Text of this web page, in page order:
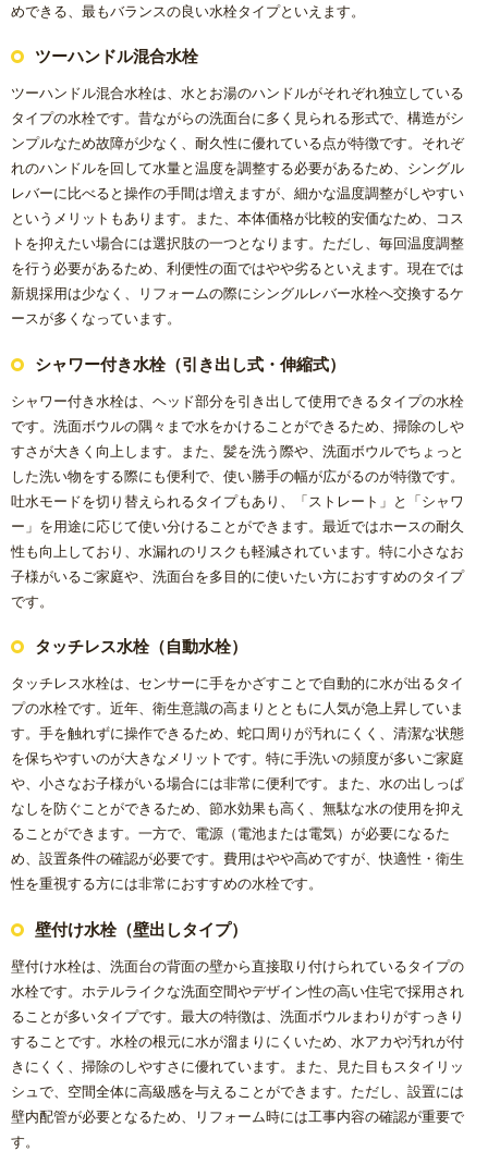
めできる、最もバランスの良い水栓タイプといえます。
ツーハンドル混合水栓
ツーハンドル混合水栓は、水とお湯のハンドルがそれぞれ独立している
タイプの水栓です。昔ながらの洗面台に多く見られる形式で、構造がシ
ンプルなため故障が少なく、耐久性に優れている点が特徴です。それぞ
れのハンドルを回して水量と温度を調整する必要があるため、シングル
レバーに比べると操作の手間は増えますが、細かな温度調整がしやすい
というメリットもあります。また、本体価格が比較的安価なため、コス
トを抑えたい場合には選択肢の一つとなります。ただし、毎回温度調整
を行う必要があるため、利便性の面ではやや劣るといえます。現在では
新規採用は少なく、リフォームの際にシングルレバー水栓へ交換するケ
ースが多くなっています。
シャワー付き水栓（引き出し式・伸縮式）
シャワー付き水栓は、ヘッド部分を引き出して使用できるタイプの水栓
です。洗面ボウルの隅々まで水をかけることができるため、掃除のしや
すさが大きく向上します。また、髪を洗う際や、洗面ボウルでちょっと
した洗い物をする際にも便利で、使い勝手の幅が広がるのが特徴です。
吐水モードを切り替えられるタイプもあり、「ストレート」と「シャワ
ー」を用途に応じて使い分けることができます。最近ではホースの耐久
性も向上しており、水漏れのリスクも軽減されています。特に小さなお
子様がいるご家庭や、洗面台を多目的に使いたい方におすすめのタイプ
です。
タッチレス水栓（自動水栓）
タッチレス水栓は、センサーに手をかざすことで自動的に水が出るタイ
プの水栓です。近年、衛生意識の高まりとともに人気が急上昇していま
す。手を触れずに操作できるため、蛇口周りが汚れにくく、清潔な状態
を保ちやすいのが大きなメリットです。特に手洗いの頻度が多いご家庭
や、小さなお子様がいる場合には非常に便利です。また、水の出しっぱ
なしを防ぐことができるため、節水効果も高く、無駄な水の使用を抑え
ることができます。一方で、電源（電池または電気）が必要になるた
め、設置条件の確認が必要です。費用はやや高めですが、快適性・衛生
性を重視する方には非常におすすめの水栓です。
壁付け水栓（壁出しタイプ）
壁付け水栓は、洗面台の背面の壁から直接取り付けられているタイプの
水栓です。ホテルライクな洗面空間やデザイン性の高い住宅で採用され
ることが多いタイプです。最大の特徴は、洗面ボウルまわりがすっきり
することです。水栓の根元に水が溜まりにくいため、水アカや汚れが付
きにくく、掃除のしやすさに優れています。また、見た目もスタイリッ
シュで、空間全体に高級感を与えることができます。ただし、設置には
壁内配管が必要となるため、リフォーム時には工事内容の確認が重要で
す。